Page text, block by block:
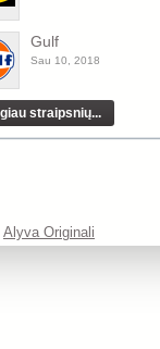
Gulf
Sau 10, 2018
Alyva Originali